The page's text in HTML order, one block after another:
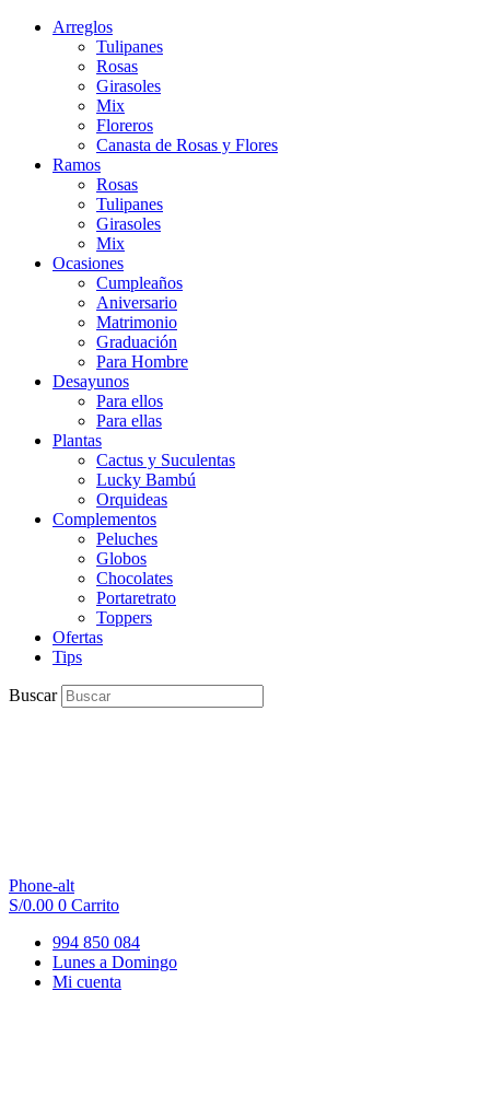
Arreglos
Tulipanes
Rosas
Girasoles
Mix
Floreros
Canasta de Rosas y Flores
Ramos
Rosas
Tulipanes
Girasoles
Mix
Ocasiones
Cumpleaños
Aniversario
Matrimonio
Graduación
Para Hombre
Desayunos
Para ellos
Para ellas
Plantas
Cactus y Suculentas
Lucky Bambú
Orquideas
Complementos
Peluches
Globos
Chocolates
Portaretrato
Toppers
Ofertas
Tips
Buscar
Phone-alt
S/0.00 0 Carrito
994 850 084
Lunes a Domingo
Mi cuenta